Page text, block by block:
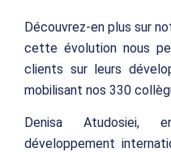
Découvrez-en plus sur
cette évolution nous
clients sur leurs
mobilisant nos 330
Denisa Atudosiei,
développement